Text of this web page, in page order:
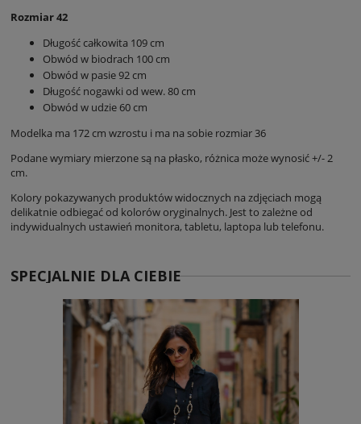
Rozmiar 42
Długość całkowita 109 cm
Obwód w biodrach 100 cm
Obwód w pasie 92 cm
Długość nogawki od wew. 80 cm
Obwód w udzie 60 cm
Modelka ma 172 cm wzrostu i ma na sobie rozmiar 36
Podane wymiary mierzone są na płasko, różnica może wynosić +/- 2
cm.
Kolory pokazywanych produktów widocznych na zdjęciach mogą
delikatnie odbiegać od kolorów oryginalnych. Jest to zależne od
indywidualnych ustawień monitora, tabletu, laptopa lub telefonu.